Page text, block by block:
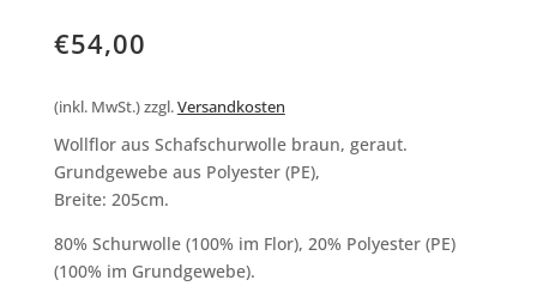
€54,00
(inkl. MwSt.)zzgl.Versandkosten
Wollflor aus Schafschurwolle braun, geraut.
Grundgewebe aus Polyester (PE),
Breite: 205cm.
80% Schurwolle (100% im Flor), 20% Polyester (PE)
(100% im Grundgewebe).